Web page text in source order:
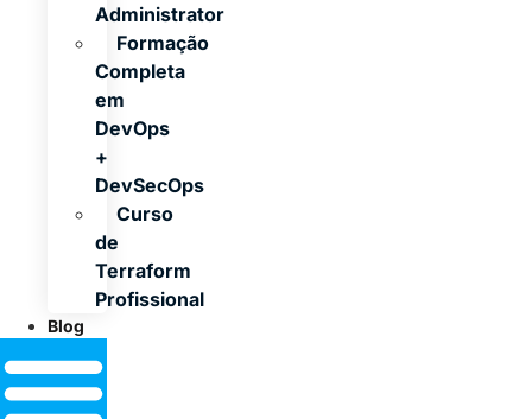
Administrator
Formação
Completa
em
DevOps
+
DevSecOps
Curso
de
Terraform
Profissional
Blog